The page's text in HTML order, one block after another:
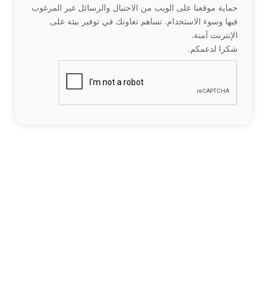
حماية موقعنا على الويب من الاحتيال والرسائل غير المرغوب
فيها وسوء الاستخدام. تساهم تعاونك في توفير بيئة على
الإنترنت آمنة.
شكرا لدعمكم.